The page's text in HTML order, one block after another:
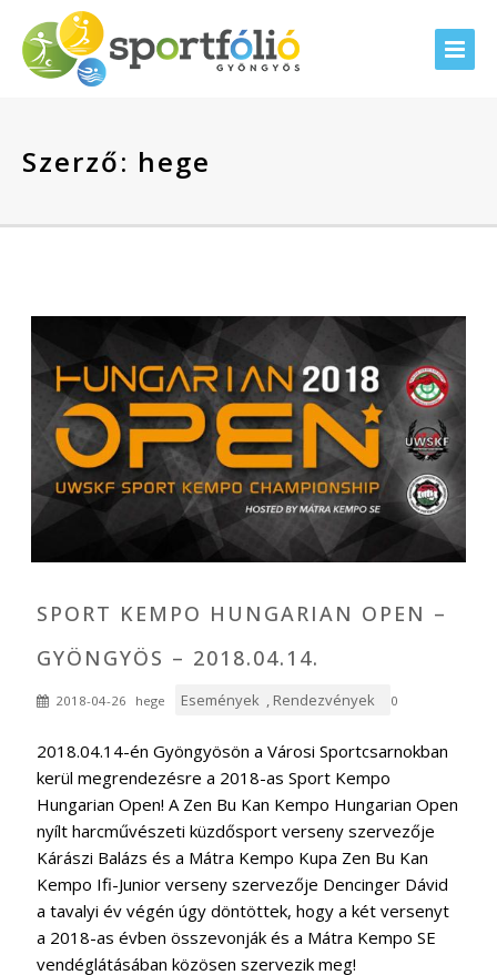
Szerző: hege
SPORT KEMPO HUNGARIAN OPEN –
GYÖNGYÖS – 2018.04.14.
2018-04-26 hege Események , Rendezvények 0
2018.04.14-én Gyöngyösön a Városi Sportcsarnokban
kerül megrendezésre a 2018-as Sport Kempo
Hungarian Open! A Zen Bu Kan Kempo Hungarian Open
nyílt harcművészeti küzdősport verseny szervezője
Kárászi Balázs és a Mátra Kempo Kupa Zen Bu Kan
Kempo Ifi-Junior verseny szervezője Dencinger Dávid
a tavalyi év végén úgy döntöttek, hogy a két versenyt
a 2018-as évben összevonják és a Mátra Kempo SE
vendéglátásában közösen szervezik meg!